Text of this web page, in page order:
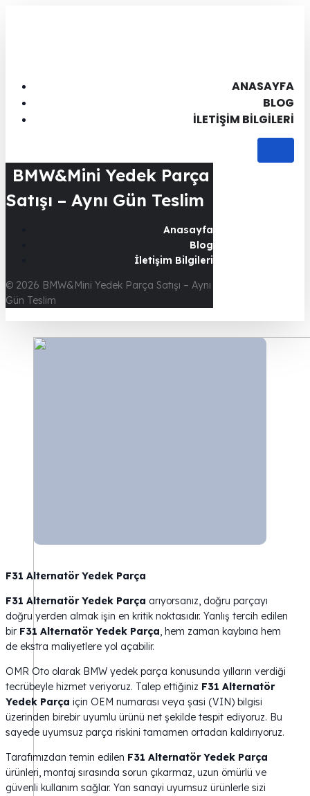
ANASAYFA
BLOG
İLETIŞIM BILGILERI
BMW&Mini Yedek Parça
Satışı – Aynı Gün Teslim
Anasayfa
Blog
İletişim Bilgileri
© 2026 BMW&Mini Yedek Parça Satışı – Aynı
Gün Teslim
F31 Alternatör Yedek Parça
F31 Alternatör Yedek Parça arıyorsanız, doğru parçayı
doğru yerden almak işin en kritik noktasıdır. Yanlış tercih edilen
bir F31 Alternatör Yedek Parça, hem zaman kaybına hem
de ekstra maliyetlere yol açabilir.
OMR Oto olarak BMW yedek parça konusunda yılların verdiği
tecrübeyle hizmet veriyoruz. Talep ettiğiniz F31 Alternatör
Yedek Parça için OEM numarası veya şasi (VIN) bilgisi
üzerinden birebir uyumlu ürünü net şekilde tespit ediyoruz. Bu
sayede uyumsuz parça riskini tamamen ortadan kaldırıyoruz.
Tarafımızdan temin edilen F31 Alternatör Yedek Parça
ürünleri, montaj sırasında sorun çıkarmaz, uzun ömürlü ve
güvenli kullanım sağlar. Yan sanayi uyumsuz ürünlerle sizi